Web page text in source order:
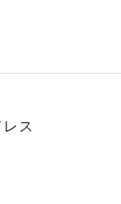
ス